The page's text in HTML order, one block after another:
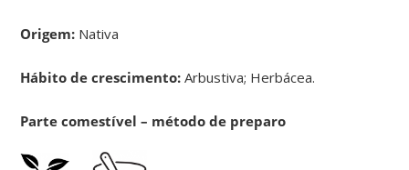
Origem: Nativa
Hábito de crescimento: Arbustiva; Herbácea.
Parte comestível – método de preparo